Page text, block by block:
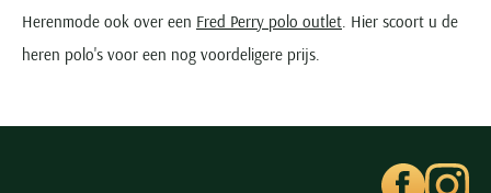
Herenmode ook over een Fred Perry polo outlet . Hier scoort u de
heren polo's voor een nog voordeligere prijs.